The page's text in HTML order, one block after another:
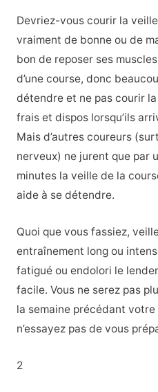
Devriez-vous courir la veille
vraiment de bonne ou de
bon de reposer ses
d’une course, donc
détendre et ne pas courir
frais et dispos lorsqu’ils
Mais d’autres coureurs
nerveux) ne jurent que par
minutes la veille de la
aide à se détendre.
Quoi que vous fassiez,
entraînement long ou
fatigué ou endolori le
facile. Vous ne serez pas
la semaine précédant
n’essayez pas de vous
2